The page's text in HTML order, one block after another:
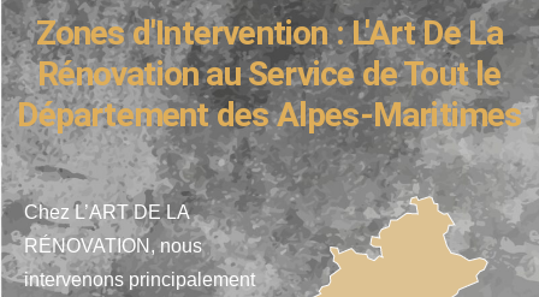
Zones d'Intervention : L'Art De La
Rénovation au Service de Tout le
Département des Alpes-Maritimes
Chez L’ART DE LA
RÉNOVATION, nous
intervenons principalement